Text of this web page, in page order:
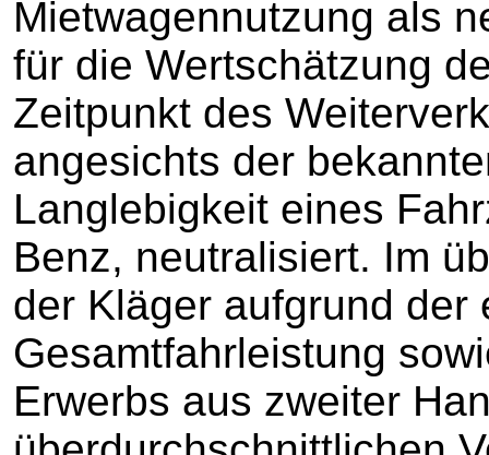
Mietwagennutzung als
für die Wertschätzung
Zeitpunkt des
angesichts der
Langlebigkeit eines
Benz, neutralisiert. Im
der Kläger aufgrund der
Gesamtfahrleistung
Erwerbs aus zweiter